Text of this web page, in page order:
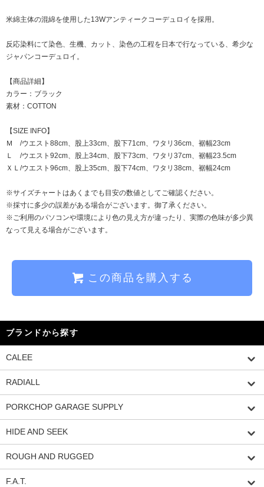
米綿主体の混綿を使用した13Wアンティークコーデュロイを採用。
反応染料にて染色、生機、カット、染色の工程を日本で行なっている、希少な
ジャパンコーデュロイ。
【商品詳細】
カラー：ブラック
素材：COTTON
【SIZE INFO】
Ｍ /ウエスト88cm、股上33cm、股下71cm、ワタリ36cm、裾幅23cm
Ｌ /ウエスト92cm、股上34cm、股下73cm、ワタリ37cm、裾幅23.5cm
ＸＬ/ウエスト96cm、股上35cm、股下74cm、ワタリ38cm、裾幅24cm
※サイズチャートはあくまでも目安の数値としてご確認ください。
※採寸に多少の誤差がある場合がございます。御了承ください。
※ご利用のパソコンや環境により色の見え方が違ったり、実際の色味が多少異
なって見える場合がございます。
この商品を購入する
ブランドから探す
CALEE
RADIALL
PORKCHOP GARAGE SUPPLY
HIDE AND SEEK
ROUGH AND RUGGED
F.A.T.